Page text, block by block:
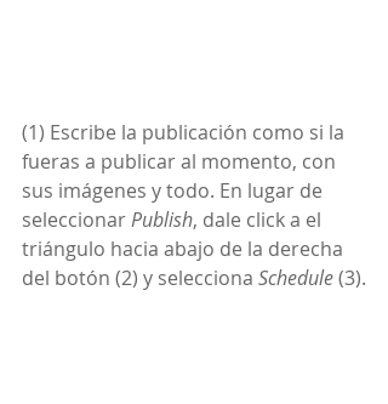
(1) Escribe la publicación como si la
fueras a publicar al momento, con
sus imágenes y todo. En lugar de
seleccionar Publish, dale click a el
triángulo hacia abajo de la derecha
del botón (2) y selecciona Schedule (3).